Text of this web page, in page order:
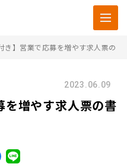
き】営業で応募を増やす求人票の書
2023.06.09
を増やす求人票の書